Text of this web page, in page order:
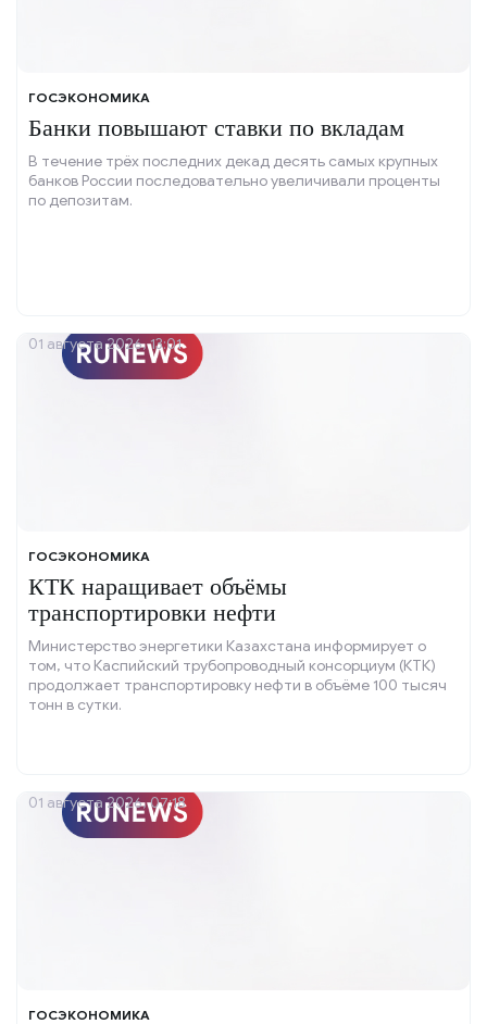
ГОСЭКОНОМИКА
Банки повышают ставки по вкладам
В течение трёх последних декад десять самых крупных
банков России последовательно увеличивали проценты
по депозитам.
ГОСЭКОНОМИКА
КТК наращивает объёмы
транспортировки нефти
Министерство энергетики Казахстана информирует о
том, что Каспийский трубопроводный консорциум (КТК)
продолжает транспортировку нефти в объёме 100 тысяч
тонн в сутки.
01 августа 2026, 13:01
ГОСЭКОНОМИКА
01 августа 2026, 07:18